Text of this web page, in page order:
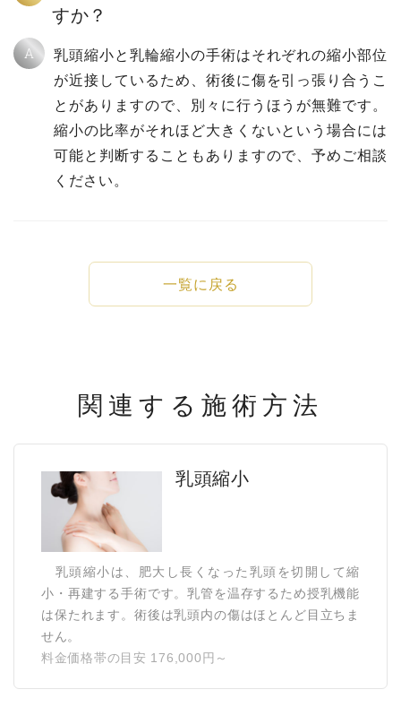
すか？
A
乳頭縮小と乳輪縮小の手術はそれぞれの縮小部位
が近接しているため、術後に傷を引っ張り合うこ
とがありますので、別々に行うほうが無難です。
縮小の比率がそれほど大きくないという場合には
可能と判断することもありますので、予めご相談
ください。
一覧に戻る
関連する施術方法
乳頭縮小
乳頭縮小は、肥大し長くなった乳頭を切開して縮
小・再建する手術です。乳管を温存するため授乳機能
は保たれます。術後は乳頭内の傷はほとんど目立ちま
せん。
料金価格帯の目安 176,000円～